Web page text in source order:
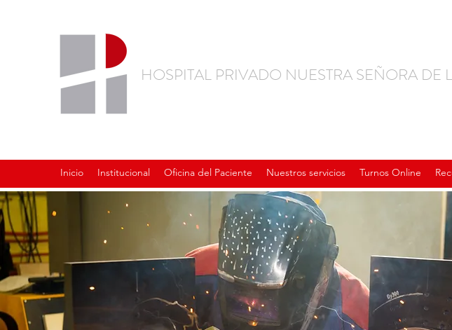
HOSPITAL PRIVADO NUESTRA SEÑORA DE
Inicio Institucional Oficina del Paciente Nuestros servicios Turnos Online